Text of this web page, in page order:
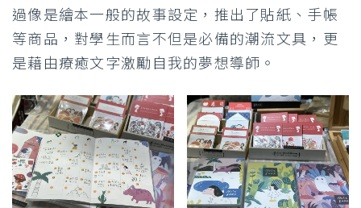
過像是繪本一般的故事設定，推出了貼紙、手帳
等商品，對學生而言不但是必備的潮流文具，更
是藉由療癒文字激勵自我的夢想導師。